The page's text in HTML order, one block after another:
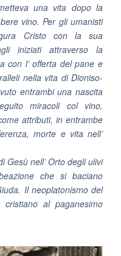
una vita dopo la
vino. Per gli umanisti
Cristo con la sua
iniziati attraverso la
con l’ offerta del pane e
nella vita di Dioniso-
entrambi una nascita
miracoli col vino,
attributi, in entrambe
morte e vita nell’
Gesù nell’ Orto degli ulivi
che si baciano
Il neoplatonismo del
al paganesimo